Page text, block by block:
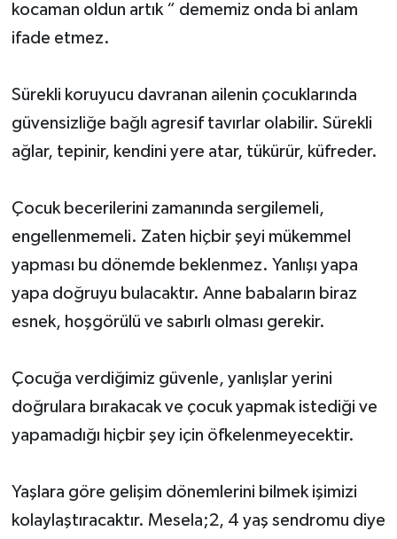
kocaman oldun artık “ dememiz onda bi anlam
ifade etmez.
Sürekli koruyucu davranan ailenin çocuklarında
güvensizliğe bağlı agresif tavırlar olabilir. Sürekli
ağlar, tepinir, kendini yere atar, tükürür, küfreder.
Çocuk becerilerini zamanında sergilemeli,
engellenmemeli. Zaten hiçbir şeyi mükemmel
yapması bu dönemde beklenmez. Yanlışı yapa
yapa doğruyu bulacaktır. Anne babaların biraz
esnek, hoşgörülü ve sabırlı olması gerekir.
Çocuğa verdiğimiz güvenle, yanlışlar yerini
doğrulara bırakacak ve çocuk yapmak istediği ve
yapamadığı hiçbir şey için öfkelenmeyecektir.
Yaşlara göre gelişim dönemlerini bilmek işimizi
kolaylaştıracaktır. Mesela;2, 4 yaş sendromu diye